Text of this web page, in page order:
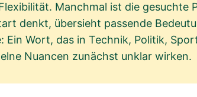
Manchmal ist die gesuchte
denkt, übersieht passende
Wort, das in Technik, Politik,
Nuancen zunächst unklar wirken.